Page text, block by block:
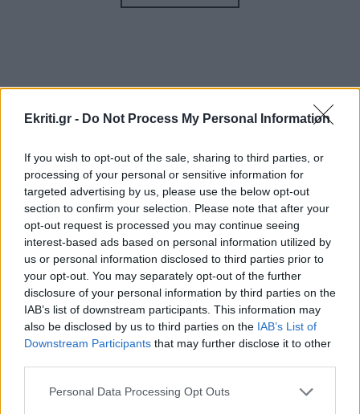
Ekriti.gr - Do Not Process My Personal Information
If you wish to opt-out of the sale, sharing to third parties, or
processing of your personal or sensitive information for
targeted advertising by us, please use the below opt-out
section to confirm your selection. Please note that after your
opt-out request is processed you may continue seeing
interest-based ads based on personal information utilized by
us or personal information disclosed to third parties prior to
your opt-out. You may separately opt-out of the further
disclosure of your personal information by third parties on the
IAB’s list of downstream participants. This information may
also be disclosed by us to third parties on the IAB’s List of
Downstream Participants that may further disclose it to other
Personal Data Processing Opt Outs
ΚΤΕΛ
Ανώγεια: Έργο 2,47 εκατ. ευρώ για
αναβάθμιση 22 χιλιομέτρων αγροτικών και
κτηνοτροφικών δρόμων
18:07
ΟΙΚΟΝΟΜΙΑ
Υποχώρησε στο 3,4% ο πληθωρισμός τον Ιούλιο
– Επιμένει η ακρίβεια σε ενέργεια και ενοίκια
18:00
GOSSIP - LIFESTYLE
Οι πόζες της Κατερίνας Παπουτσάκη με μαγιό
στην Κρήτη
ΠΕΡΙΣΣΟΤΕΡΑ
ΠΟΛΙΤΙΚΗ
Υποκλοπές: «Πυρά» της
αντιπολίτευσης για το «μπλόκο» του
Αρείου Πάγου στην ανάσυρση του
φακέλου